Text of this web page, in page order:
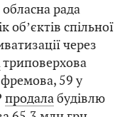
рада
обʼєктів спільної
через
триповерхова
59 у
продалабудівлю